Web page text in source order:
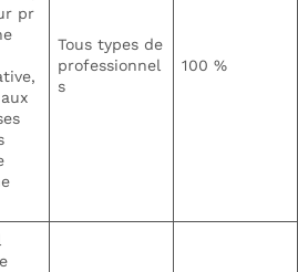
pr
Tous types de
professionnel
s
100 %